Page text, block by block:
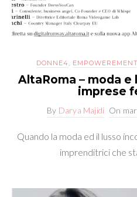
DONNE4, EMPOWEREMENT
AltaRoma – moda
imprese
By Darya Majidi On
Quando la moda ed il lusso
imprenditrici che